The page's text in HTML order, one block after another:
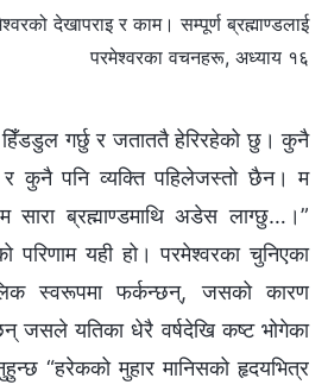
देखापराइ र काम। सम्पूर्ण ब्रह्माण्डलाई
परमेश्‍वरका वचनहरू, अध्याय १६
गर्छु र जताततै हेरिरहेको छु। कुनै
र कुनै पनि व्यक्ति पहिलेजस्तो छैन। म
सारा ब्रह्माण्डमाथि अडेस लाग्छु…।”
परिणाम यही हो। परमेश्‍वरका चुनिएका
स्वरूपमा फर्कन्छन्, जसको कारण
जसले यतिका धेरै वर्षदेखि कष्ट भोगेका
“हरेकको मुहार मानिसको हृदयभित्र